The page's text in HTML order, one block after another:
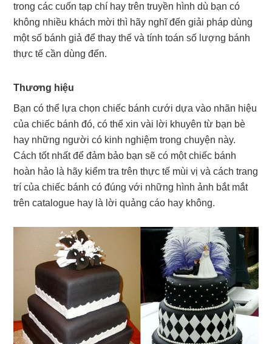
trong các cuốn tạp chí hay trên truyền hình dù bạn có
không nhiều khách mời thì hãy nghĩ đến giải pháp dùng
một số bánh giả để thay thế và tính toán số lượng bánh
thực tế cần dùng đến.
Thương hiệu
Bạn có thể lựa chọn chiếc bánh cưới dựa vào nhãn hiệu
của chiếc bánh đó, có thể xin vài lời khuyên từ bạn bè
hay những người có kinh nghiệm trong chuyện này.
Cách tốt nhất để đảm bảo bạn sẽ có một chiếc bánh
hoàn hảo là hãy kiểm tra trên thực tế mùi vị và cách trang
trí của chiếc bánh có đúng với những hình ảnh bắt mắt
trên catalogue hay là lời quảng cáo hay không.